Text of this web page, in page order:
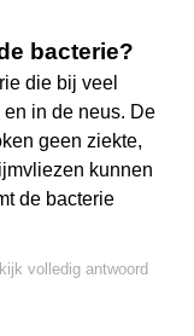
bacterie?
die bij veel
in de neus. De
geen ziekte,
kunnen
de bacterie
volledig antwoord